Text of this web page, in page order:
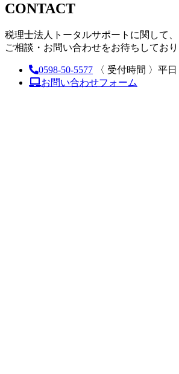
CONTACT
税理士法人トータルサポートに関して、
ご相談・お問い合わせをお待ちしており
0598-50-5577
〈 受付時間 〉平
お問い合わせフォーム